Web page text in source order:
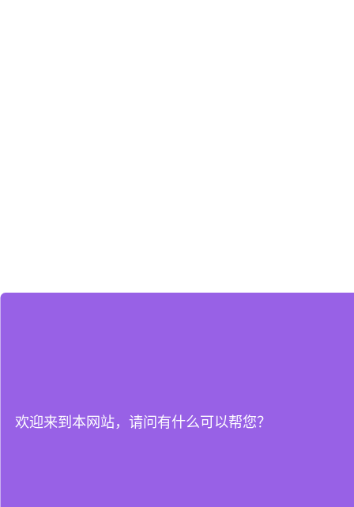
欢迎来到本网站，请问有什么可以帮您？